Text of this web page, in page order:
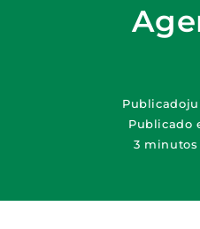
Publicado
Publicado
3